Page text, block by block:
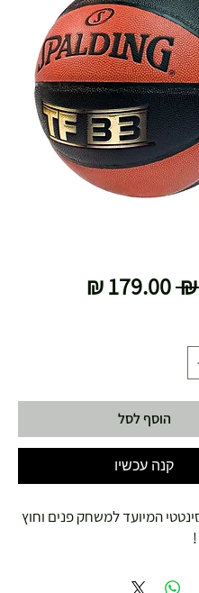
מחיר
הוסף לסל
קנה עכשיו
המיועד למשחק פנים וחוץ
!